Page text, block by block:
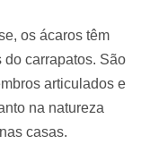
os ácaros têm
carrapatos. São
articulados e
na natureza
casas.